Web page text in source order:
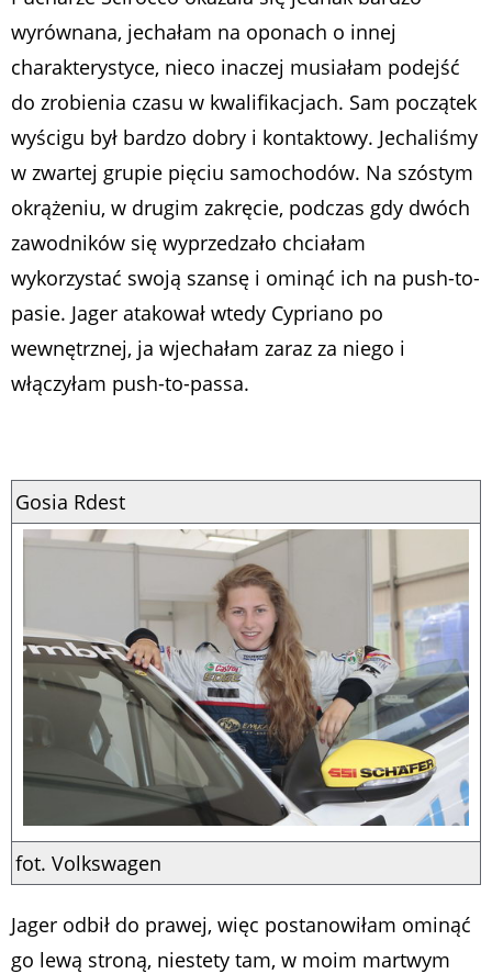
wyrównana, jechałam na oponach o innej
charakterystyce, nieco inaczej musiałam podejść
do zrobienia czasu w kwalifikacjach. Sam początek
wyścigu był bardzo dobry i kontaktowy. Jechaliśmy
w zwartej grupie pięciu samochodów. Na szóstym
okrążeniu, w drugim zakręcie, podczas gdy dwóch
zawodników się wyprzedzało chciałam
wykorzystać swoją szansę i ominąć ich na push-to-
pasie. Jager atakował wtedy Cypriano po
wewnętrznej, ja wjechałam zaraz za niego i
włączyłam push-to-passa.
Gosia Rdest
fot. Volkswagen
Jager odbił do prawej, więc postanowiłam ominąć
go lewą stroną, niestety tam, w moim martwym